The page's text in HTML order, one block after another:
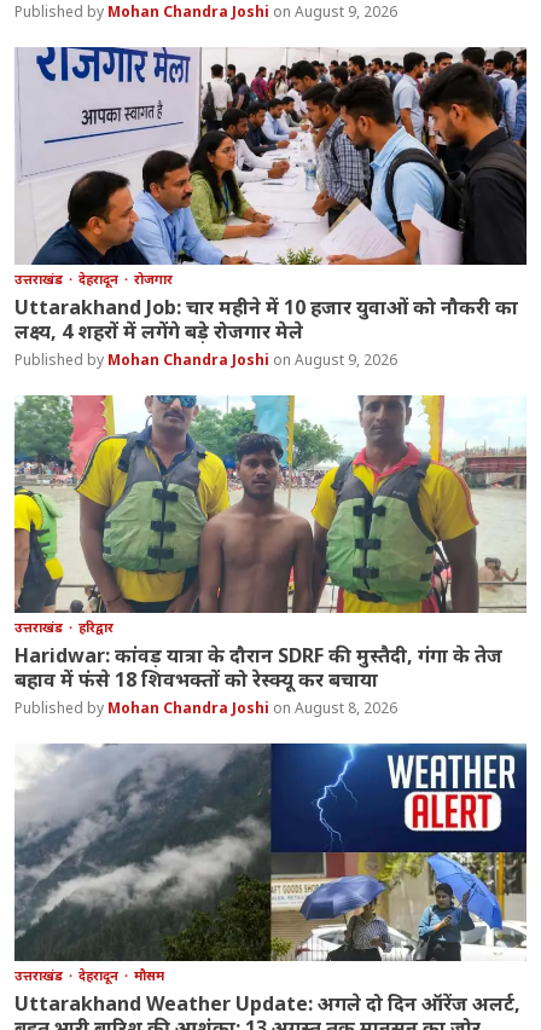
Mohan Chandra Joshi August 9, 2026
उत्तराखंड देहरादून रोजगार
Uttarakhand Job: चार महीने में 10 हजार युवाओं को नौकरी का
लक्ष्य, 4 शहरों में लगेंगे बड़े रोजगार मेले
Mohan Chandra Joshi August 9, 2026
उत्तराखंड हरिद्वार
Haridwar: कांवड़ यात्रा के दौरान SDRF की मुस्तैदी, गंगा के तेज
बहाव में फंसे 18 शिवभक्तों को रेस्क्यू कर बचाया
Mohan Chandra Joshi August 8, 2026
उत्तराखंड देहरादून मौसम
Uttarakhand Weather Update: अगले दो दिन ऑरेंज अलर्ट,